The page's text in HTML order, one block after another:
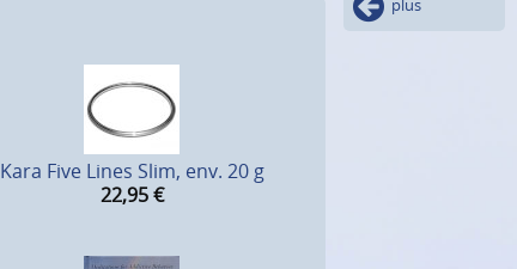
Kara Five Lines Slim, env. 20 g
22,95 €
plus